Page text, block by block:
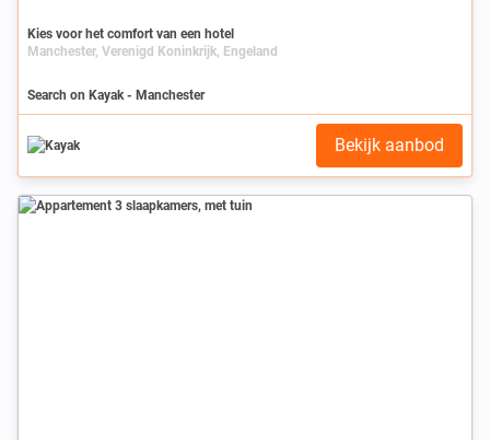
Kies voor het comfort van een hotel
Manchester, Verenigd Koninkrijk, Engeland
Search on Kayak - Manchester
Bekijk aanbod